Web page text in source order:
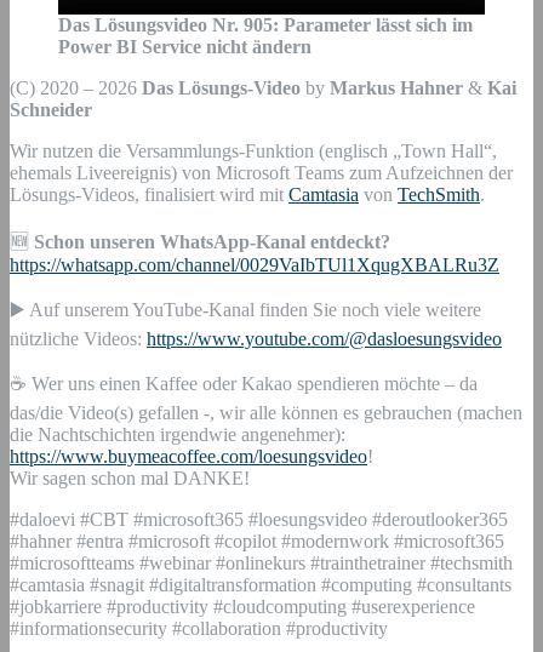
Das Lösungsvideo Nr. 905: Parameter lässt sich im
Power BI Service nicht ändern
(C) 2020 – 2026 Das Lösungs-Video by Markus Hahner & Kai
Schneider
Wir nutzen die Versammlungs-Funktion (englisch „Town Hall“,
ehemals Liveereignis) von Microsoft Teams zum Aufzeichnen der
Lösungs-Videos, finalisiert wird mit Camtasia von TechSmith.
🆕 Schon unseren WhatsApp-Kanal entdeckt?
https://whatsapp.com/channel/0029VaIbTUl1XqugXBALRu3Z
▶️ Auf unserem YouTube-Kanal finden Sie noch viele weitere
nützliche Videos: https://www.youtube.com/@dasloesungsvideo
☕ Wer uns einen Kaffee oder Kakao spendieren möchte – da
das/die Video(s) gefallen -, wir alle können es gebrauchen (machen
die Nachtschichten irgendwie angenehmer):
https://www.buymeacoffee.com/loesungsvideo!
Wir sagen schon mal DANKE!
#daloevi #CBT #microsoft365 #loesungsvideo #deroutlooker365
#hahner #entra #microsoft #copilot #modernwork #microsoft365
#microsoftteams #webinar #onlinekurs #trainthetrainer #techsmith
#camtasia #snagit #digitaltransformation #computing #consultants
#jobkarriere #productivity #cloudcomputing #userexperience
#informationsecurity #collaboration #productivity